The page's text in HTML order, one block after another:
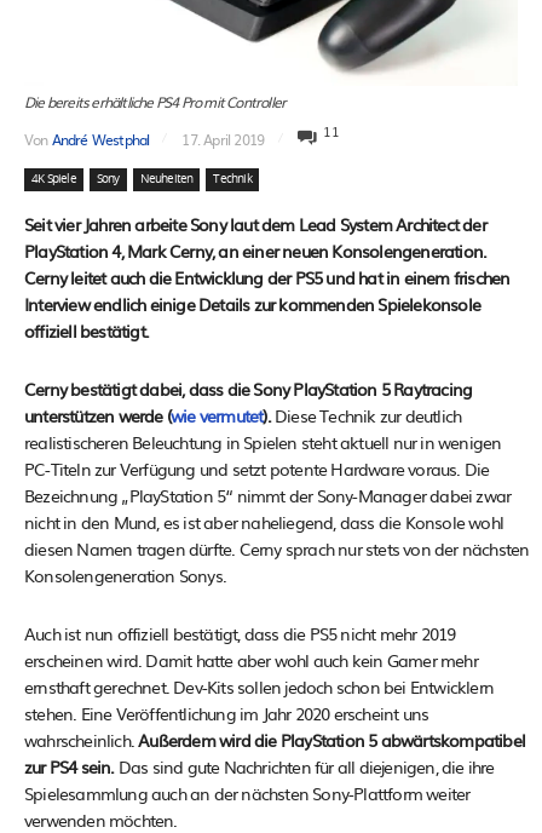
Die bereits erhältliche PS4 Pro mit Controller
VonAndré Westphal 17. April 2019 11
4K Spiele Sony Neuheiten Technik
Seit vier Jahren arbeite Sony laut dem Lead System Architect der
PlayStation 4, Mark Cerny, an einer neuen Konsolengeneration.
Cerny leitet auch die Entwicklung der PS5 und hat in einem frischen
Interview endlich einige Details zur kommenden Spielekonsole
offiziell bestätigt.
Cerny bestätigt dabei, dass die Sony PlayStation 5 Raytracing
unterstützen werde (wie vermutet).Diese Technik zur deutlich
realistischeren Beleuchtung in Spielen steht aktuell nur in wenigen
PC-Titeln zur Verfügung und setzt potente Hardware voraus. Die
Bezeichnung „PlayStation 5“ nimmt der Sony-Manager dabei zwar
nicht in den Mund, es ist aber naheliegend, dass die Konsole wohl
diesen Namen tragen dürfte. Cerny sprach nur stets von der nächsten
Konsolengeneration Sonys.
Auch ist nun offiziell bestätigt, dass die PS5 nicht mehr 2019
erscheinen wird. Damit hatte aber wohl auch kein Gamer mehr
ernsthaft gerechnet. Dev-Kits sollen jedoch schon bei Entwicklern
stehen. Eine Veröffentlichung im Jahr 2020 erscheint uns
wahrscheinlich.Außerdem wird die PlayStation 5 abwärtskompatibel
zur PS4 sein.Das sind gute Nachrichten für all diejenigen, die ihre
Spielesammlung auch an der nächsten Sony-Plattform weiter
verwenden möchten.